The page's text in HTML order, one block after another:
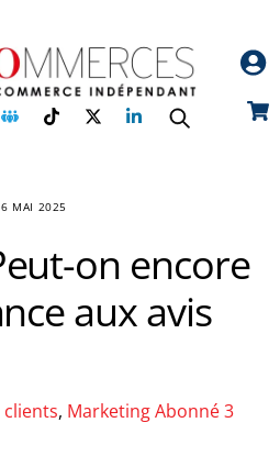
Groupe
Facebook
TikTokTwitterLinkedin
6 MAI 2025
on encore
aux avis
clients, MarketingAbonné3